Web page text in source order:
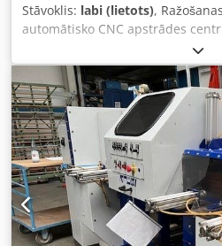
Stāvoklis: labi (lietots),
automātisko CNC apstrādes
ražošanai Krüsi CM-40,
iegriešanas zāģis, tapsēšanas
tapsēšanas frēze pa kreisi un pa
iekārta, 4-galvu frēzēšanas
sistēma ar ±1 mm precizitāti.
piemērots koka konstrukciju
Codpfx Ajr Atcyjcbsrf